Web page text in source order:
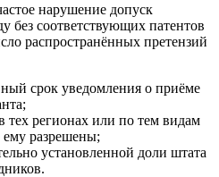
нарушение допуск
без соответствующих патентов
распространённых претензий
срок уведомления о приёме
тех регионах или по тем видам
ему разрешены;
установленной доли штата